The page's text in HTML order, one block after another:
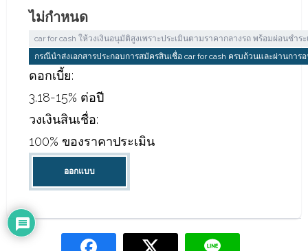
ไม่กำหนด
car for cash ให้วงเงินอนุมัติสูงเพราะประเมินตามราคากลางรถ พร้อมผ่อนชำ
กรณีนำส่งเอกสารประกอบการสมัครสินเชื่อ car for cash ครบถ้วนและผ่านการ
ดอกเบี้ย:
3.18-15% ต่อปี
วงเงินสินเชื่อ:
100% ของราคาประเมิน
ออกแบบ